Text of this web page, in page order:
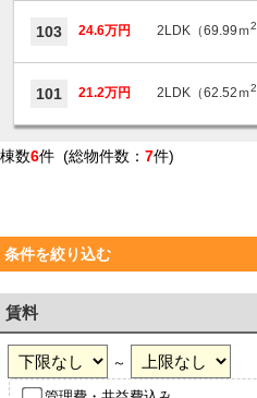
103 24.6万円 2LDK（69.99ｍ2
101 21.2万円 2LDK（62.52ｍ2
棟数6件 (総物件数： 7件)
条件を絞り込む
賃料
～